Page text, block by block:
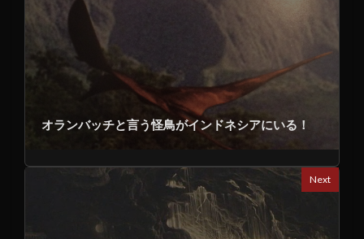
オランバッチと言う怪鳥がインドネシアにいる！
Next